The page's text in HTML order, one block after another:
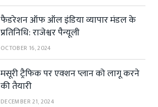
फैडरेशन ऑफ ऑल इंडिया व्यापार मंडल के
प्रतिनिधि: राजेश्वर पैन्यूली
OCTOBER 16, 2024
मसूरी ट्रैफिक पर एक्शन प्लान को लागू करने
की तैयारी
DECEMBER 21, 2024